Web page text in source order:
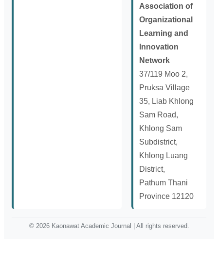
Association of
Organizational
Learning and
Innovation
Network
37/119 Moo 2,
Pruksa Village
35, Liab Khlong
Sam Road,
Khlong Sam
Subdistrict,
Khlong Luang
District,
Pathum Thani
Province 12120
© 2026Kaonawat Academic Journal | All rights reserved.